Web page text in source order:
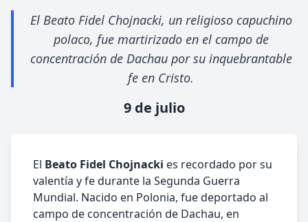
El Beato Fidel Chojnacki, un religioso capuchino
polaco, fue martirizado en el campo de
concentración de Dachau por su inquebrantable
fe en Cristo.
9 de julio
El Beato Fidel Chojnacki es recordado por su
valentía y fe durante la Segunda Guerra
Mundial. Nacido en Polonia, fue deportado al
campo de concentración de Dachau, en